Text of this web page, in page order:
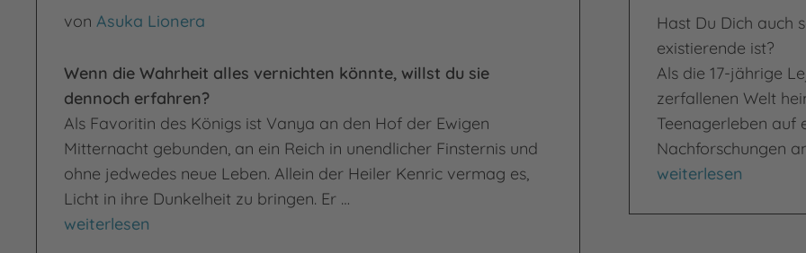
von Asuka Lionera
Wenn die Wahrheit alles vernichten könnte, willst du sie
dennoch erfahren?
Als Favoritin des Königs ist Vanya an den Hof der Ewigen
Mitternacht gebunden, an ein Reich in unendlicher Finsternis und
ohne jedwedes neue Leben. Allein der Heiler Kenric vermag es,
Licht in ihre Dunkelheit zu bringen. Er …
Wie der Tag so dunkel
weiterlesen
Hast Du Dich auch
existierende ist?
Als die 17-jährige
zerfallenen Welt
Teenagerleben auf
Nachforschungen
Darker Things
weiterlesen